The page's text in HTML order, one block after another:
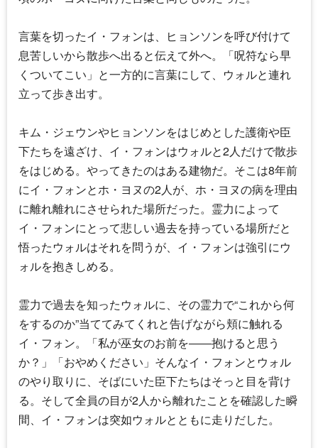
言葉を切ったイ・フォンは、ヒョンソンを呼び付けて
息苦しいから散歩へ出ると伝えて外へ。「呪符なら早
くついてこい」と一方的に言葉にして、ウォルと連れ
立って歩き出す。
キム・ジェウンやヒョンソンをはじめとした護衛や臣
下たちを遠ざけ、イ・フォンはウォルと2人だけで散歩
をはじめる。やってきたのはある建物だ。そこは8年前
にイ・フォンとホ・ヨヌの2人が、ホ・ヨヌの病を理由
に離れ離れにさせられた場所だった。霊力によって
イ・フォンにとって悲しい過去を持っている場所だと
悟ったウォルはそれを問うが、イ・フォンは強引にウ
ォルを抱きしめる。
霊力で過去を知ったウォルに、その霊力で“これから何
をするのか”当ててみてくれと告げながら頬に触れる
イ・フォン。「私が巫女のお前を――抱けると思う
か？」「おやめください」そんなイ・フォンとウォル
のやり取りに、そばにいた臣下たちはそっと目を背け
る。そして全員の目が2人から離れたことを確認した瞬
間、イ・フォンは突如ウォルとともに走りだした。